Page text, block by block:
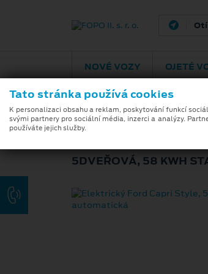
NOVÉ VOZY OJETÉ
5DVEŘOVÁ, 58 KWH
Tato stránka používá cookies
K personalizaci obsahu a reklam, poskytování funkcí
svými partnery pro sociální média, inzerci a analýzy.
používáte jejich služby.